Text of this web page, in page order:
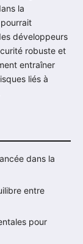
la
développeurs
robuste et
entraîner
liés à
dans la
entre
pour